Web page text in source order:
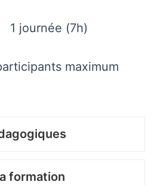
1 journée (7h)
maximum
formation